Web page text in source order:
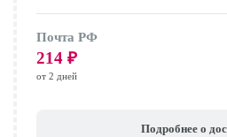
Почта РФ
214 ₽
от 2 дней
Подробнее о